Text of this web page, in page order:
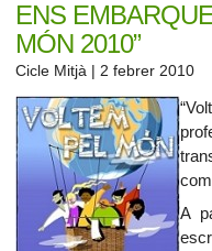
ENS
MÓN 2010”
Cicle Mitjà | 2 febrer 2010
A